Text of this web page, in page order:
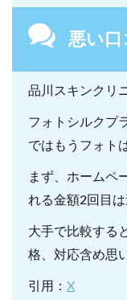
悪い口
品川スキンクリ
フォトシルクプ
ではもうフォト
まず、ホームペ
れる金額2回目
大手で比較する
格、対応含め思
引用： X